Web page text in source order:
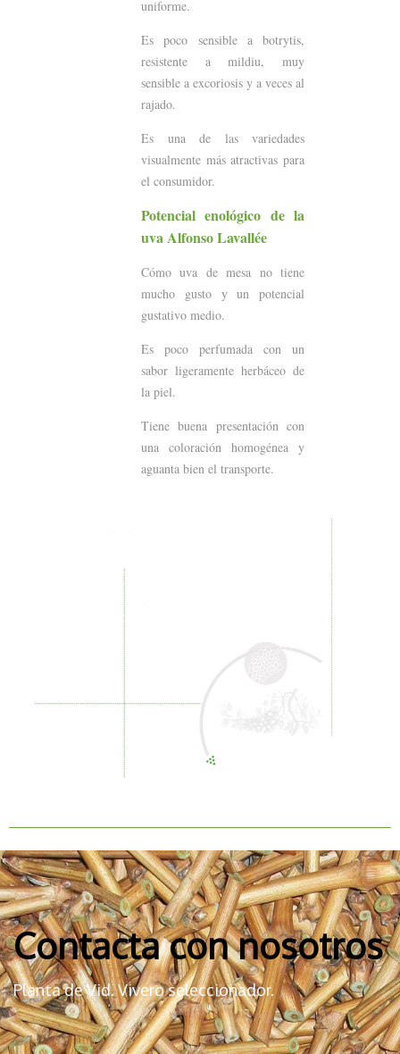
uniforme.
Es poco sensible a botrytis,
resistente a mildiu, muy
sensible a excoriosis y a veces al
rajado.
Es una de las variedades
visualmente más atractivas para
el consumidor.
Potencial enológico de la
uva Alfonso Lavallée
Cómo uva de mesa no tiene
mucho gusto y un potencial
gustativo medio.
Es poco perfumada con un
sabor ligeramente herbáceo de
la piel.
Tiene buena presentación con
una coloración homogénea y
aguanta bien el transporte.
Contacta con nosotros
Planta de Vid. Vivero seleccionador.